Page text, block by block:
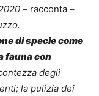
– racconta –
di specie come
fauna con
degli
la pulizia dei